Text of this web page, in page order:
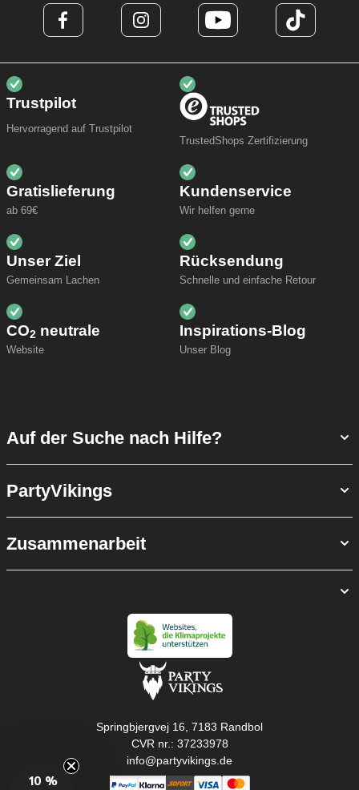
Trustpilot
Hervorragend auf Trustpilot
TrustedShops Zertifizierung
Gratislieferung
ab 69€
Kundenservice
Wir helfen gerne
Unser Ziel
Gemeinsam Lachen
Rücksendung
Schnelle und einfache Retour
CO2 neutrale
Website
Inspirations-Blog
Unser Blog
Auf der Suche nach Hilfe?
PartyVikings
Zusammenarbeit
Springbjergvej 16, 7183 Randbol
CVR nr.: 37233978
info@partyvikings.de
10 %